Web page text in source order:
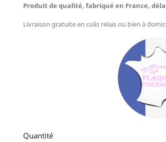
Produit de qualité, fabriqué en France,
Livraison gratuite en colis relais ou bien à
Quantité